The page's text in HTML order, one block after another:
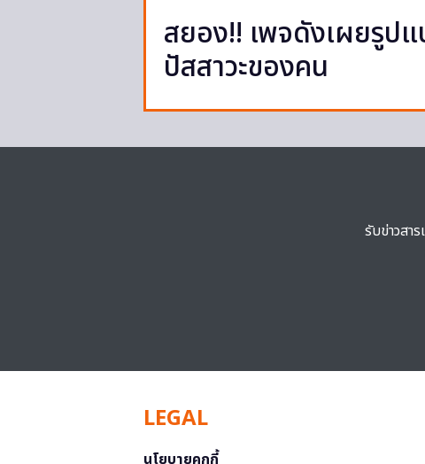
สยอง!! เพจดังเผยรูปแ
ปัสสาวะของคน
รับข่าวสา
LEGAL
นโยบายคุกกี้